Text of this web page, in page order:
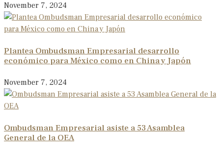
November 7, 2024
Plantea Ombudsman Empresarial desarrollo
económico para México como en China y Japón
November 7, 2024
Ombudsman Empresarial asiste a 53 Asamblea
General de la OEA